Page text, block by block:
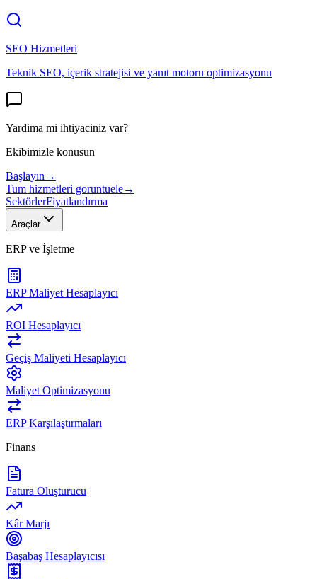
SEO Hizmetleri
Teknik SEO, içerik stratejisi ve yanıt motoru optimizasyonu
Yardima mi ihtiyaciniz var?
Ekibimizle konusun
Başlayın →
Tum hizmetleri goruntuele→
SektörlerFiyatlandırma
Araçlar
ERP ve İşletme
ERP Maliyet Hesaplayıcı
ROI Hesaplayıcı
Geçiş Maliyeti Hesaplayıcı
Maliyet Optimizasyonu
ERP Karşılaştırmaları
Finans
Fatura Oluşturucu
Kâr Marjı
Başabaş Hesaplayıcısı